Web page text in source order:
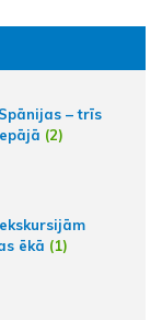
– trīs
(2)
ēkā (1)